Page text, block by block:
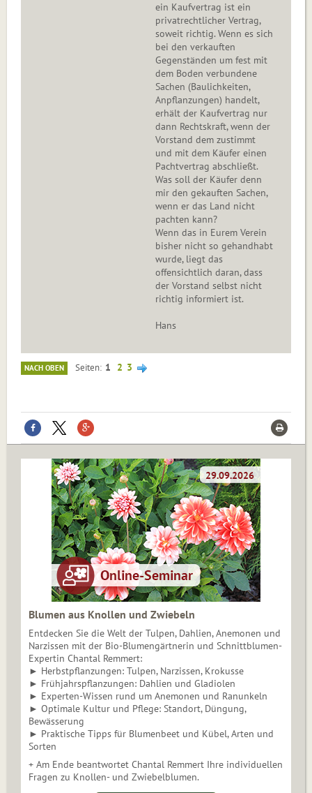
ein Kaufvertrag ist ein
privatrechtlicher Vertrag,
soweit richtig. Wenn es sich
bei den verkauften
Gegenständen um fest mit
dem Boden verbundene
Sachen (Baulichkeiten,
Anpflanzungen) handelt,
erhält der Kaufvertrag nur
dann Rechtskraft, wenn der
Vorstand dem zustimmt
und mit dem Käufer einen
Pachtvertrag abschließt.
Was soll der Käufer denn
mir den gekauften Sachen,
wenn er das Land nicht
pachten kann?
Wenn das in Eurem Verein
bisher nicht so gehandhabt
wurde, liegt das
offensichtlich daran, dass
der Vorstand selbst nicht
richtig informiert ist.
Hans
NACH OBEN Seiten 1 2 3
Blumen aus Knollen und Zwiebeln
Entdecken Sie die Welt der Tulpen, Dahlien, Anemonen und
Narzissen mit der Bio-Blumengärtnerin und Schnittblumen-
Expertin Chantal Remmert:
► Herbstpflanzungen: Tulpen, Narzissen, Krokusse
► Frühjahrspflanzungen: Dahlien und Gladiolen
► Experten-Wissen rund um Anemonen und Ranunkeln
► Optimale Kultur und Pflege: Standort, Düngung,
Bewässerung
► Praktische Tipps für Blumenbeet und Kübel, Arten und
Sorten
+ Am Ende beantwortet Chantal Remmert Ihre individuellen
Fragen zu Knollen- und Zwiebelblumen.